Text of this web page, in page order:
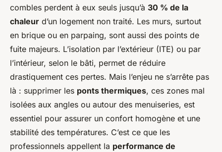
combles perdent à eux seuls jusqu’à 30 % de la
chaleur d’un logement non traité. Les murs, surtout
en brique ou en parpaing, sont aussi des points de
fuite majeurs. L’isolation par l’extérieur (ITE) ou par
l’intérieur, selon le bâti, permet de réduire
drastiquement ces pertes. Mais l’enjeu ne s’arrête pas
là : supprimer les ponts thermiques, ces zones mal
isolées aux angles ou autour des menuiseries, est
essentiel pour assurer un confort homogène et une
stabilité des températures. C’est ce que les
professionnels appellent la performance de